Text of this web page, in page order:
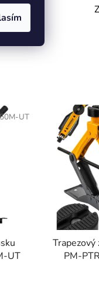
UT
UT
Trapezový
PM-